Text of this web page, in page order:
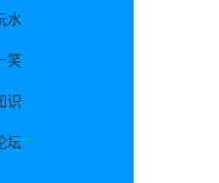
水
笑
识
坛